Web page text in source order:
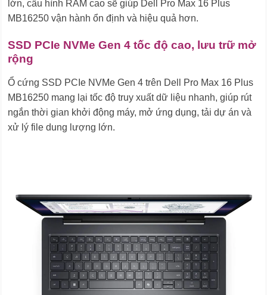
lớn, cấu hình RAM cao sẽ giúp Dell Pro Max 16 Plus
MB16250 vận hành ổn định và hiệu quả hơn.
SSD PCIe NVMe Gen 4 tốc độ cao, lưu trữ mở
rộng
Ổ cứng SSD PCIe NVMe Gen 4 trên Dell Pro Max 16 Plus
MB16250 mang lại tốc độ truy xuất dữ liệu nhanh, giúp rút
ngắn thời gian khởi động máy, mở ứng dụng, tải dự án và
xử lý file dung lượng lớn.